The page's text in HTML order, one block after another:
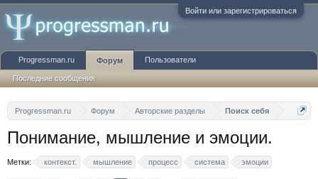
Войти или зарегистрироваться
Progressman.ru Форум Авторские разделы Поиск себя
Понимание, мышление и эмоции.
Метки: контекст. мышление процесс система эмоции
Progressman.ru Форум
Последние сообщения
Пользователи